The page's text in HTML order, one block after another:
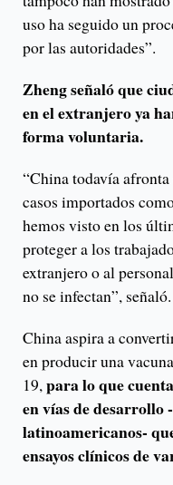
uso ha seguido un
por las autoridades”.
Zheng señaló que
en el extranjero ya
forma voluntaria.
“China todavía
casos importados
hemos visto en los
proteger a los
extranjero o al
no se infectan”, señaló.
China aspira a
en producir una
19,para lo que
en vías de desarrollo
latinoamericanos-
ensayos clínicos de